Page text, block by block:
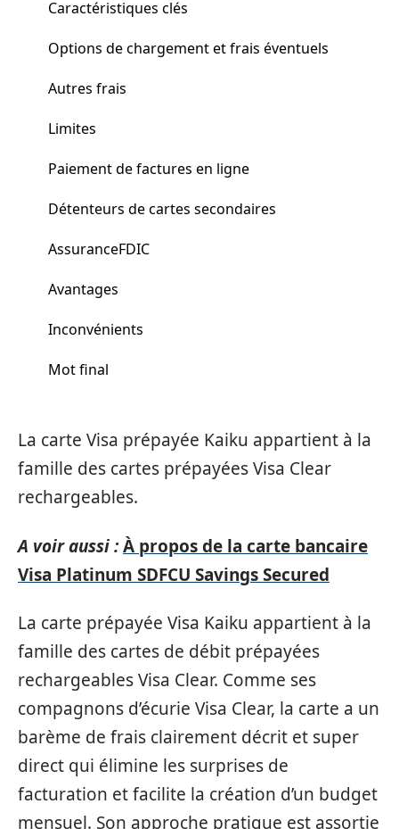
Caractéristiques clés
Options de chargement et frais éventuels
Autres frais
Limites
Paiement de factures en ligne
Détenteurs de cartes secondaires
AssuranceFDIC
Avantages
Inconvénients
Mot final
La carte Visa prépayée Kaiku appartient à la
famille des cartes prépayées Visa Clear
rechargeables.
A voir aussi :À propos de la carte bancaire
Visa Platinum SDFCU Savings Secured
La carte prépayée Visa Kaiku appartient à la
famille des cartes de débit prépayées
rechargeables Visa Clear. Comme ses
compagnons d’écurie Visa Clear, la carte a un
barème de frais clairement décrit et super
direct qui élimine les surprises de
facturation et facilite la création d’un budget
mensuel. Son approche pratique est assortie